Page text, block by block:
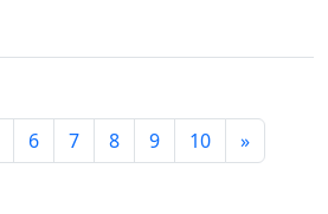
6 7 8 9 10 »